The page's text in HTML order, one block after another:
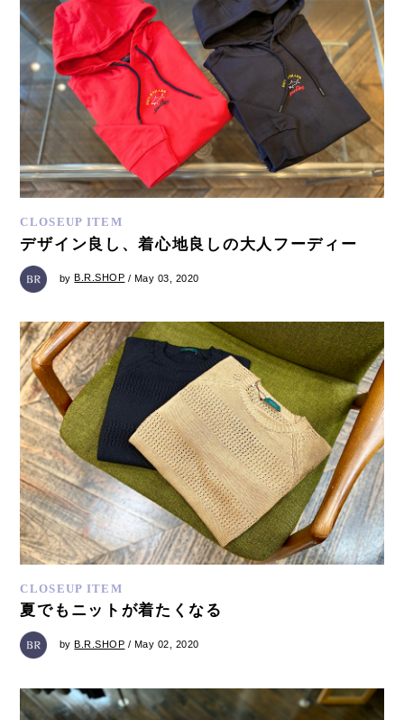
CLOSEUP ITEM
デザイン良し、着心地良しの大人フーディー
by B.R.SHOP / May 03, 2020
CLOSEUP ITEM
夏でもニットが着たくなる
byB.R.SHOP / May 02, 2020